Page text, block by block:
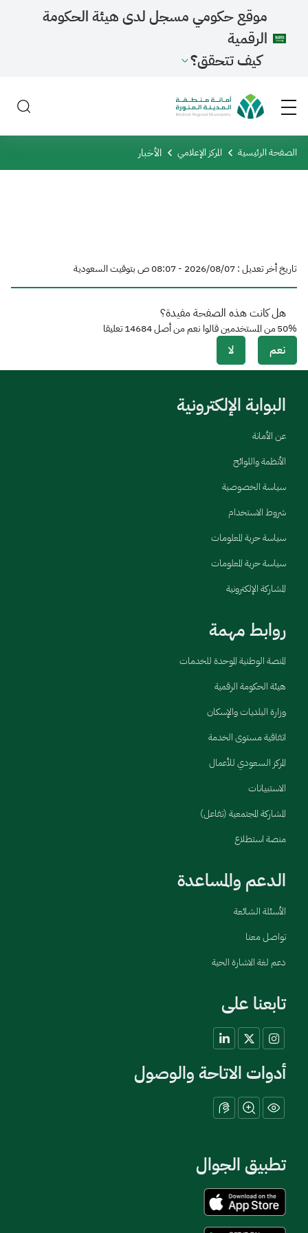
موقع حكومي مسجل لدى هيئة الحكومة
الرقمية
كيف تتحقق؟
الصفحة الرئيسية المركز الإعلامي الأخبار
تاريخ أخر تعديل : 07‏/08‏/2026 - 08:07 ص بتوقيت السعودية
هل كانت هذه الصفحة مفيدة؟
نعم لا
50%من المستخدمين قالوا نعم من أصل14684تعليقا
البوابة الإلكترونية
عن الأمانة
الأنظمة واللوائح
سياسة الخصوصية
شروط الاستخدام
سياسة حرية المعلومات
سياسة حرية المعلومات
المشاركة الإلكترونية
روابط مهمة
المنصة الوطنية الموحدة للخدمات
هيئة الحكومة الرقمية
وزارة البلديات والإسكان
اتفاقية مستوى الخدمة
المركز السعودي للأعمال
الاستبيانات
المشاركة المجتمعية (تفاعل)
منصة استطلاع
الدعم والمساعدة
الأسئلة الشائعة
تواصل معنا
دعم لغة الاشارة الحية
تابعنا على
أدوات الاتاحة والوصول
تطبيق الجوال